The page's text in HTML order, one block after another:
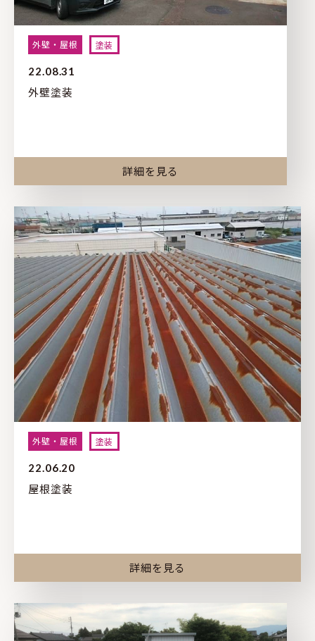
外壁・屋根 塗装
22.08.31
外壁塗装
詳細を見る
外壁・屋根 塗装
22.06.20
屋根塗装
詳細を見る